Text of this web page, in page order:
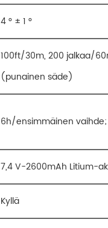
4 ° ± 1 °
100ft/30m, 200 jalkaa/
(punainen säde)
6h/ensimmäinen
7,4 V-2600mAh Litium-
Kyllä